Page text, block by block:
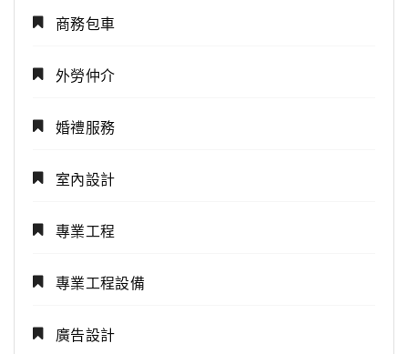
商務包車
外勞仲介
婚禮服務
室內設計
專業工程
專業工程設備
廣告設計